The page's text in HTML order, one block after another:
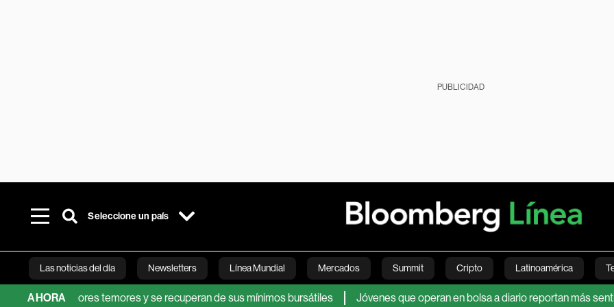
PUBLICIDAD
Seleccione un país
Las noticias del día Newsletters Línea Mundial Mercados Summit Cripto Latinoamérica
Bloomberg Green Economía Estilo de vida Mundo Videos
AHORA
los peores temores y se recuperan de sus mínimos bursátiles Jóvenes que operan en bolsa a diario reportan más